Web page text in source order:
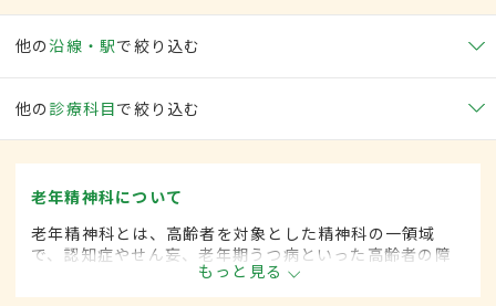
他の沿線・駅で絞り込む
他の 診療科目で絞り込む
老年精神科について
老年精神科とは、高齢者を対象とした精神科の一領域
で、認知症やせん妄、老年期うつ病といった高齢者の障
害の診断・治療を行います。
もっと見る